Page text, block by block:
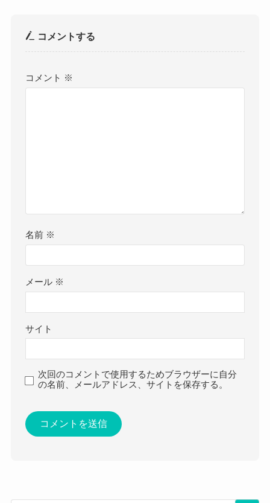
コメントする
コメント ※
名前 ※
メール ※
サイト
次回のコメントで使用するためブラウザーに自分
の名前、メールアドレス、サイトを保存する。